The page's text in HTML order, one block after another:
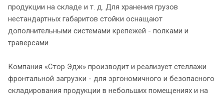
продукции на складе и т. д. Для хранения грузов
нестандартных габаритов стойки оснащают
дополнительными системами крепежей - полками и
траверсами.
Компания «Стор Эдж» производит и реализует стеллажи
фронтальной загрузки - для эргономичного и безопасного
складирования продукции в небольших помещениях и на